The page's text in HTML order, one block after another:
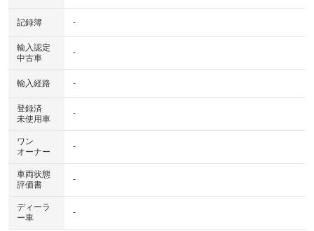
記録簿 -
輸入認定
中古車
-
輸入経路 -
登録済
未使用車
-
ワン
オーナー
-
車両状態
評価書
-
ディーラ
ー車
-